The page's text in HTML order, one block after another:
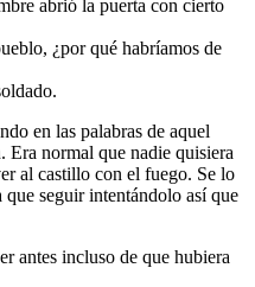
abrió la puerta con cierto
¿por qué habríamos de
en las palabras de aquel
normal que nadie quisiera
al castillo con el fuego. Se lo
seguir intentándolo así que
antes incluso de que hubiera